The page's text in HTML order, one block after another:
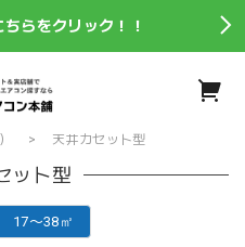
らをクリック！！
天井カセット型
ット型
17〜38㎡